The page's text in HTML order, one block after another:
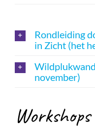
Rondleiding
in Zicht (het
november)
Workshops